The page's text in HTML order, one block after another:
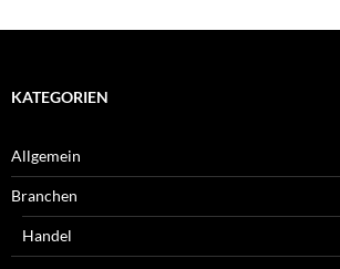
KATEGORIEN
Allgemein
Branchen
Handel